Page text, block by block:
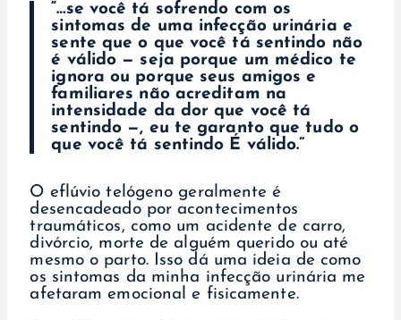
“…se você tá sofrendo com os
sintomas de uma infecção urinária e
sente que o que você tá sentindo não
é válido — seja porque um médico te
ignora ou porque seus amigos e
familiares não acreditam na
intensidade da dor que você tá
sentindo —, eu te garanto que tudo o
que você tá sentindo É válido.”
O eflúvio telógeno geralmente é
desencadeado por acontecimentos
traumáticos, como um acidente de carro,
divórcio, morte de alguém querido ou até
mesmo o parto. Isso dá uma ideia de como
os sintomas da minha infecção urinária me
afetaram emocional e fisicamente.